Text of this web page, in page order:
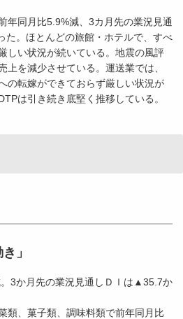
年同月比5.9%減、3カ月先の業況見通
。ほとんどの旅館・ホテルで、すべ
しい状況が続いている。地震の風評
上を減少させている。運送業では、
の転嫁ができておらず厳しい状況が
は引き続き底堅く推移している。
」
3か月先の業況見通しＤＩは▲35.7か
類、菓子類、調味料類で前年同月比